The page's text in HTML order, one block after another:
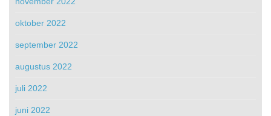
oktober 2022
september 2022
augustus 2022
juli 2022
juni 2022